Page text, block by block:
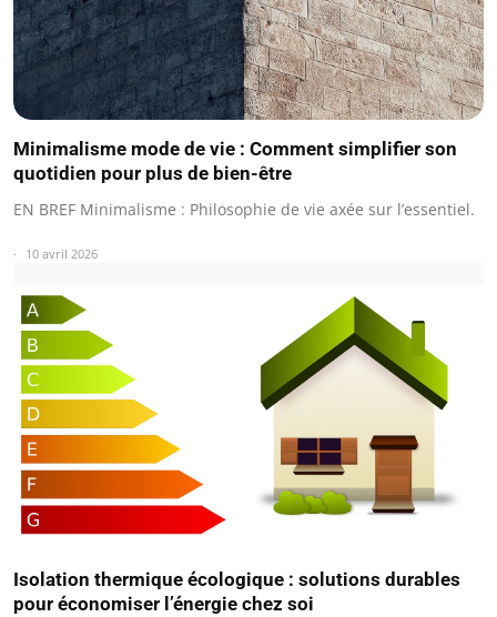
Minimalisme mode de vie : Comment simplifier son
quotidien pour plus de bien-être
EN BREF Minimalisme : Philosophie de vie axée sur l’essentiel.
10 avril 2026
Isolation thermique écologique : solutions durables
pour économiser l’énergie chez soi